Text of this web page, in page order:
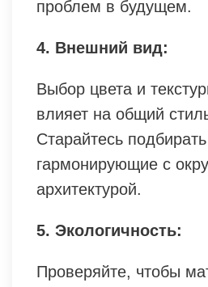
проблем в будущем.
4. Внешний вид:
Выбор цвета и
влияет на общий
Старайтесь
гармонирующие с
архитектурой.
5. Экологичность:
Проверяйте, чтобы